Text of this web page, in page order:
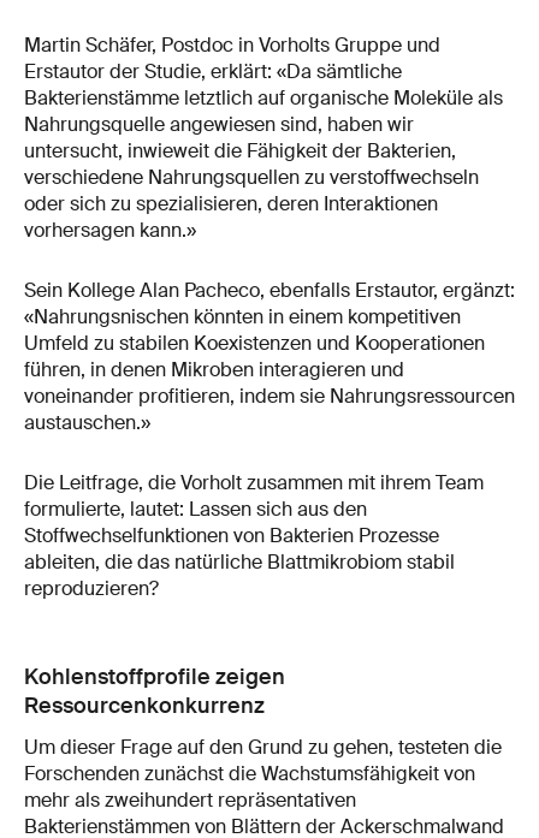
Martin Schäfer, Postdoc in Vorholts Gruppe und
Erstautor der Studie, erklärt: «Da sämtliche
Bakterienstämme letztlich auf organische Moleküle als
Nahrungsquelle angewiesen sind, haben wir
untersucht, inwieweit die Fähigkeit der Bakterien,
verschiedene Nahrungsquellen zu verstoffwechseln
oder sich zu spezialisieren, deren Interaktionen
vorhersagen kann.»
Sein Kollege Alan Pacheco, ebenfalls Erstautor, ergänzt:
«Nahrungsnischen könnten in einem kompetitiven
Umfeld zu stabilen Koexistenzen und Kooperationen
führen, in denen Mikroben interagieren und
voneinander profitieren, indem sie Nahrungsressourcen
austauschen.»
Die Leitfrage, die Vorholt zusammen mit ihrem Team
formulierte, lautet: Lassen sich aus den
Stoffwechselfunktionen von Bakterien Prozesse
ableiten, die das natürliche Blattmikrobiom stabil
reproduzieren?
Kohlenstoffprofile zeigen
Ressourcenkonkurrenz
Um dieser Frage auf den Grund zu gehen, testeten die
Forschenden zunächst die Wachstumsfähigkeit von
mehr als zweihundert repräsentativen
Bakterienstämmen von Blättern der Ackerschmalwand